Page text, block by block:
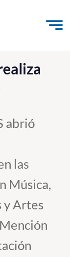
abrió
las
Música,
y Artes